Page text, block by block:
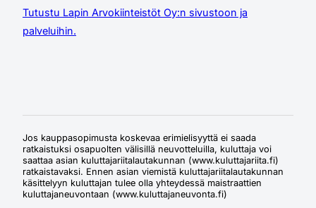
Tutustu Lapin Arvokiinteistöt Oy:n sivustoon ja
palveluihin.
Jos kauppasopimusta koskevaa erimielisyyttä ei saada
ratkaistuksi osapuolten välisillä neuvotteluilla, kuluttaja voi
saattaa asian kuluttajariitalautakunnan (www.kuluttajariita.fi)
ratkaistavaksi. Ennen asian viemistä kuluttajariitalautakunnan
käsittelyyn kuluttajan tulee olla yhteydessä maistraattien
kuluttajaneuvontaan (www.kuluttajaneuvonta.fi)